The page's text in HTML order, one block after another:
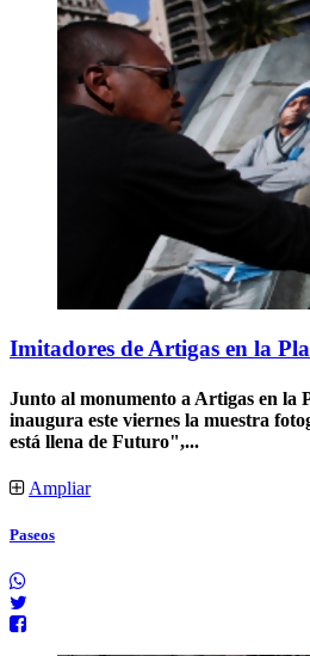
Imitadores de Artigas en la
Junto al monumento a Artigas en la
inaugura este viernes la muestra
está llena de Futuro",...
Ampliar
Paseos